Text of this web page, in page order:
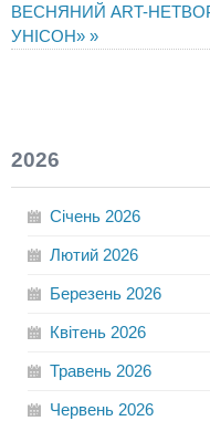
ВЕСНЯНИЙ ART-
УНІСОН» »
2026
Січень 2026
Лютий 2026
Березень 2026
Квітень 2026
Травень 2026
Червень 2026